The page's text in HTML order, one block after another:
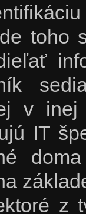
toho
v
IT
z